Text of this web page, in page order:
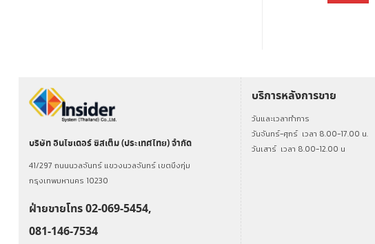
บริษัท อินไซเดอร์ ซิสเต็ม (ประเทศไทย) จำกัด
41/297 ถนนนวลจันทร์ แขวงนวลจันทร์ เขตบึงกุ่ม
กรุงเทพมหานคร 10230
ฝ่ายขายโทร 02-069-5454,
081-146-7534
บริการหลังการขาย
วันและเวลาทำการ
วันจันทร์-ศุกร์ เวลา 8.00-17.00 น.
วันเสาร์ เวลา 8.00-12.00 น